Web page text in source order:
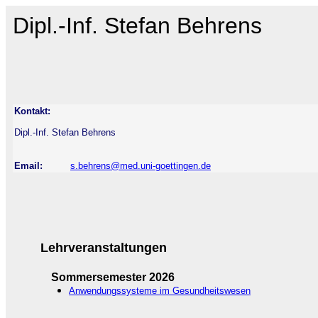
Dipl.-Inf. Stefan Behrens
Kontakt:
Dipl.-Inf. Stefan Behrens
Email: s.behrens@med.uni-goettingen.de
Lehrveranstaltungen
Sommersemester 2026
Anwendungssysteme im Gesundheitswesen